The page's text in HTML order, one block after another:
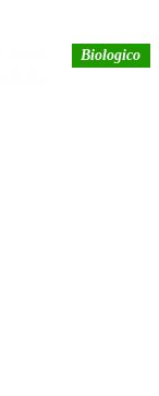
Biologico